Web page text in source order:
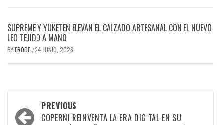
SUPREME Y YUKETEN ELEVAN EL CALZADO ARTESANAL CON EL NUEVO
LEO TEJIDO A MANO
BYERODE /24 JUNIO, 2026
PREVIOUS
COPERNI REINVENTA LA ERA DIGITAL EN SU